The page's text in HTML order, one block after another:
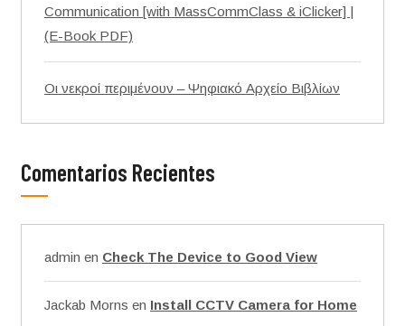
Communication [with MassCommClass & iClicker] |
(E-Book PDF)
Οι νεκροί περιμένουν – Ψηφιακό Αρχείο Βιβλίων
Comentarios Recientes
admin en Check The Device to Good View
Jackab Morns en Install CCTV Camera for Home